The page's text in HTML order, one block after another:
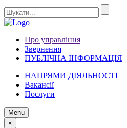
Про управління
Звернення
ПУБЛІЧНА ІНФОРМАЦІЯ
НАПРЯМИ ДІЯЛЬНОСТІ
Вакансії
Послуги
Menu
×